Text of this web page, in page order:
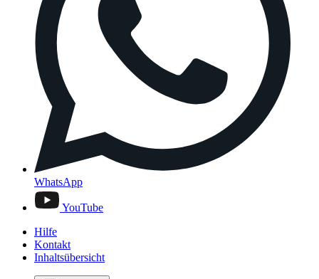
WhatsApp
YouTube
Hilfe
Kontakt
Inhaltsübersicht